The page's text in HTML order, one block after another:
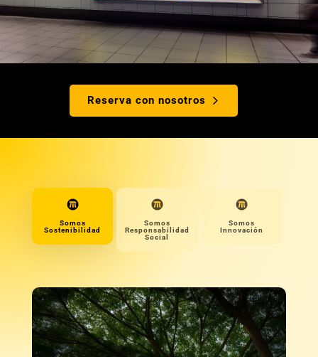
Reserva con nosotros
Somos
Sostenibilidad
Somos
Responsabilidad
Social
Somos
Innovación